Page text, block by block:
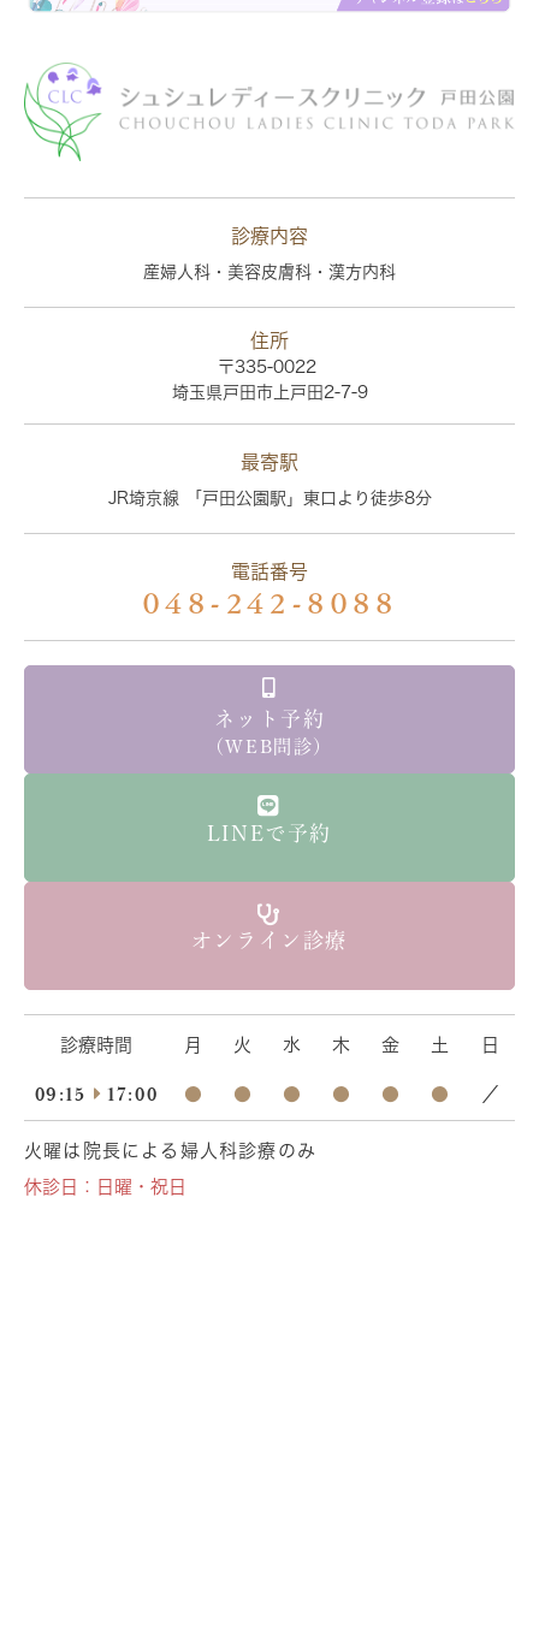
診療内容
産婦人科・美容皮膚科・漢方内科
住所
〒335-0022
埼玉県戸田市上戸田2-7-9
最寄駅
JR埼京線 「戸田公園駅」東口より徒歩8分
電話番号
048-242-8088
ネット予約
（WEB問診）
LINEで予約
オンライン診療
診療時間 月 火 水 木 金 土 日
09:15 17:00 ● ● ● ● ● ● ／
火曜は院長による婦人科診療のみ
休診日：日曜・祝日